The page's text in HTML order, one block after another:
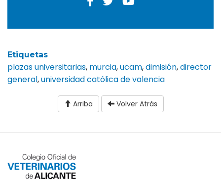
Etiquetas
plazas universitarias, murcia,ucam,dimisión,director
general,universidad católica de valencia
Arriba Volver Atrás